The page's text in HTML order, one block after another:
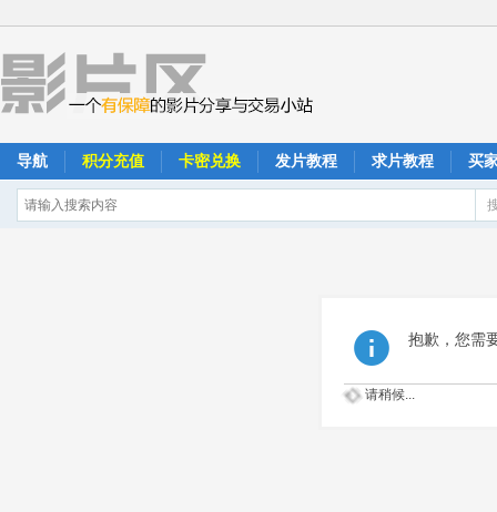
导航 积分充值 卡密兑换 发片教程 求片教程 买
抱歉，您需
请稍候...